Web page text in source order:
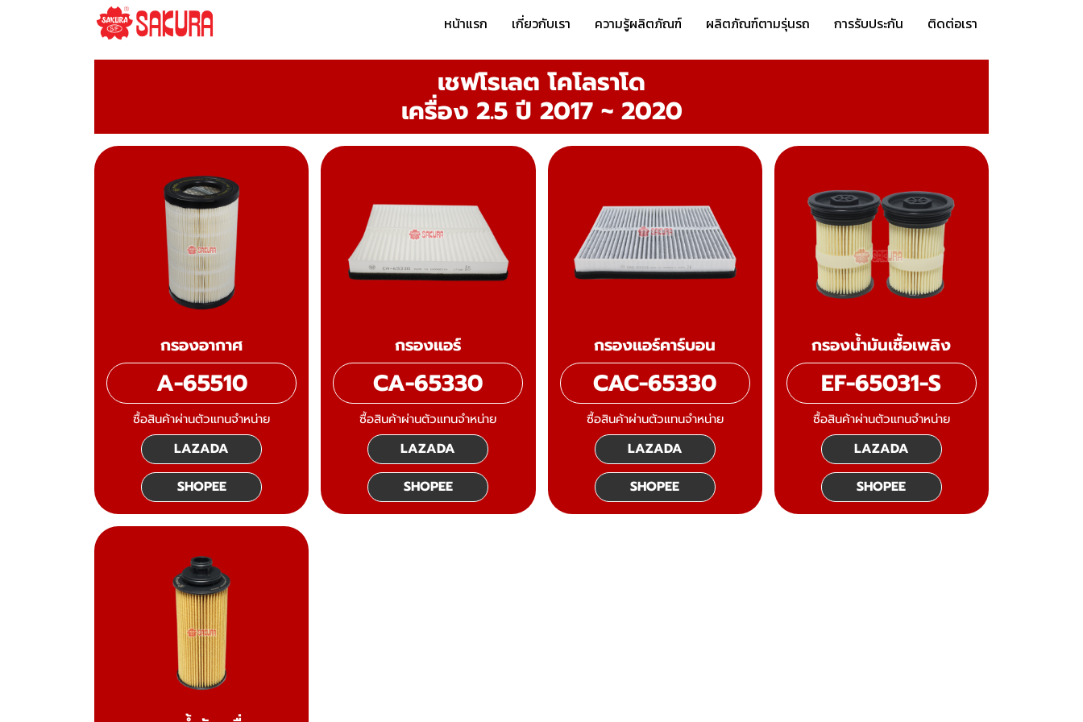
หน้าแรก เกี่ยวกับเรา ความรู้ผลิตภัณฑ์ ผลิตภัณฑ์ตามรุ่นรถ การรับประกัน ติดต่อเรา
เชฟโรเลต โคโลราโด
เครื่อง 2.5 ปี 2017 ~ 2020
กรองอากาศ
A-65510
ซื้อสินค้าผ่านตัวแทนจำหน่าย
LAZADA
SHOPEE
กรองแอร์
CA-65330
ซื้อสินค้าผ่านตัวแทนจำหน่าย
LAZADA
SHOPEE
กรองแอร์คาร์บอน
CAC-65330
ซื้อสินค้าผ่านตัวแทนจำหน่าย
LAZADA
SHOPEE
กรองน้ำมันเชื้อเพลิง
EF-65031-S
ซื้อสินค้าผ่านตัวแทนจำหน่าย
LAZADA
SHOPEE